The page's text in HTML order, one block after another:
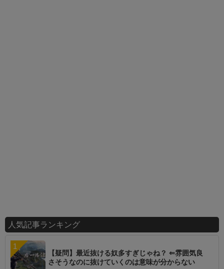
人気記事ランキング
【疑問】最近抜ける奴多すぎじゃね？ ⇐雰囲気良
さそうなのに抜けていくのは意味が分からない